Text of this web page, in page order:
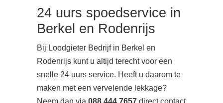
24 uurs spoedservice in
Berkel en Rodenrijs
Bij Loodgieter Bedrijf in Berkel en
Rodenrijs kunt u altijd terecht voor een
snelle 24 uurs service. Heeft u daarom te
maken met een vervelende lekkage?